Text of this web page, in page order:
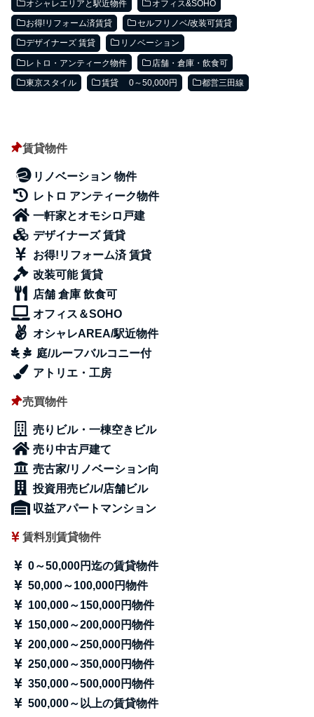
オシャレエリアと駅近物件 オフィス&SOHO
お得!リフォーム済賃貸 セルフリノベ/改装可賃貸
デザイナーズ 賃貸 リノベーション
レトロ・アンティーク物件 店舗・倉庫・飲食可
東京スタイル 賃貸 0～50,000円 都営三田線
賃貸物件
リノベーション 物件
レトロ アンティーク物件
一軒家とオモシロ戸建
デザイナーズ 賃貸
お得!リフォーム済 賃貸
改装可能 賃貸
店舗 倉庫 飲食可
オフィス＆SOHO
オシャレAREA/駅近物件
庭/ルーフバルコニー付
アトリエ・工房
売買物件
売りビル・一棟空きビル
売り中古戸建て
売古家/リノベーション向
投資用売ビル/店舗ビル
収益アパートマンション
賃料別賃貸物件
0～50,000円迄の賃貸物件
50,000～100,000円物件
100,000～150,000円物件
150,000～200,000円物件
200,000～250,000円物件
250,000～350,000円物件
350,000～500,000円物件
500,000～以上の賃貸物件